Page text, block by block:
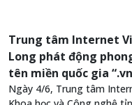
Trung tâm Internet
Long phát động
tên miền quốc gia
Ngày 4/6, Trung tâm